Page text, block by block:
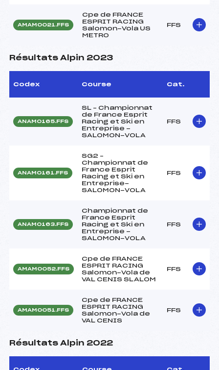
AMAM0021.FFS
Cpe de FRANCE
ESPRIT RACING
Salomon-Vola US
METRO
FFS
Résultats Alpin 2023
Codex Course Cat.
ANAM0165.FFS
SL – Championnat
de France Esprit
Racing et Ski en
Entreprise -
SALOMON-VOLA
FFS
ANAM0161.FFS
SG2 –
Championnat de
France Esprit
Racing et Ski en
Entreprise-
SALOMON-VOLA
FFS
ANAM0163.FFS
Championnat de
France Esprit
Racing et Ski en
Entreprise -
SALOMON-VOLA
FFS
AMAM0052.FFS
Cpe de FRANCE
ESPRIT RACING
Salomon-Vola de
VAL CENIS SLALOM
FFS
AMAM0051.FFS
Cpe de FRANCE
ESPRIT RACING
Salomon-Vola de
VAL CENIS
FFS
Résultats Alpin 2022